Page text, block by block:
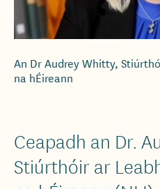
An Dr Audrey Whitty,
na hÉireann
Ceapadh an Dr.
Stiúrthóir ar